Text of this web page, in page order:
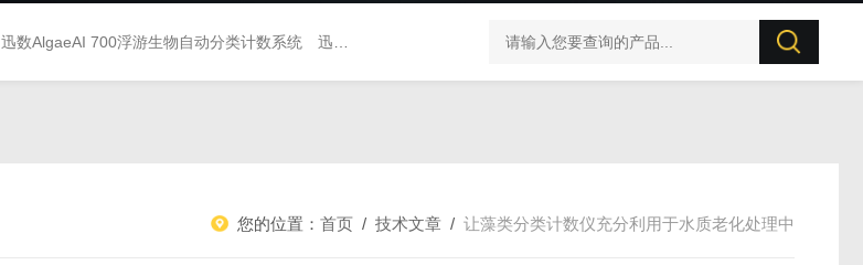
迅数AlgaeAI 700浮游生物自动分类计数系统 迅数AlgaeAI 600藻类人工智能分析仪 迅数AlgaeAI 500浮游藻类智能监测系统
您的位置： 首页 / 技术文章 / 让藻类分类计数仪充分利用于水质老化处理中